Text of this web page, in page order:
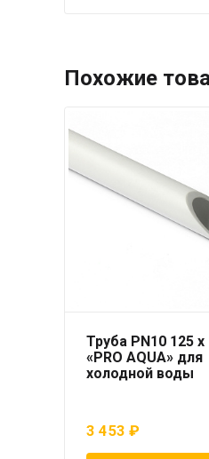
Похожие
Труба PN10 125 x
«PRO AQUA» для
холодной воды
3 453 ₽